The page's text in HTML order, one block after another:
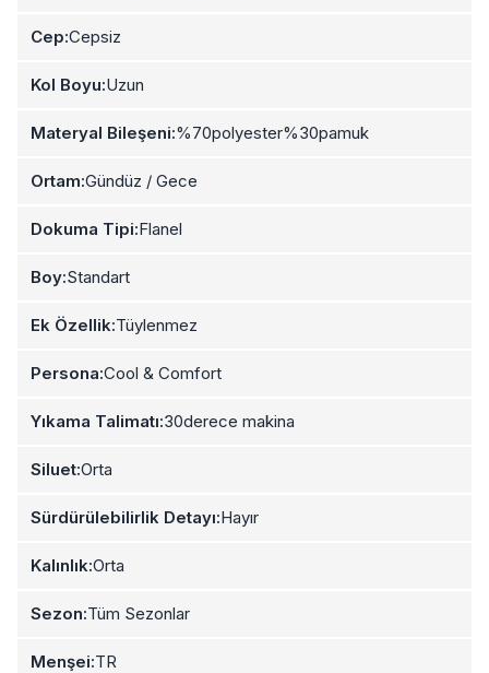
Cep:Cepsiz
Kol Boyu:Uzun
Materyal Bileşeni:%70polyester%30pamuk
Ortam:Gündüz / Gece
Dokuma Tipi:Flanel
Boy:Standart
Ek Özellik:Tüylenmez
Persona:Cool & Comfort
Yıkama Talimatı:30derece makina
Siluet:Orta
Sürdürülebilirlik Detayı:Hayır
Kalınlık:Orta
Sezon:Tüm Sezonlar
Menşei:TR